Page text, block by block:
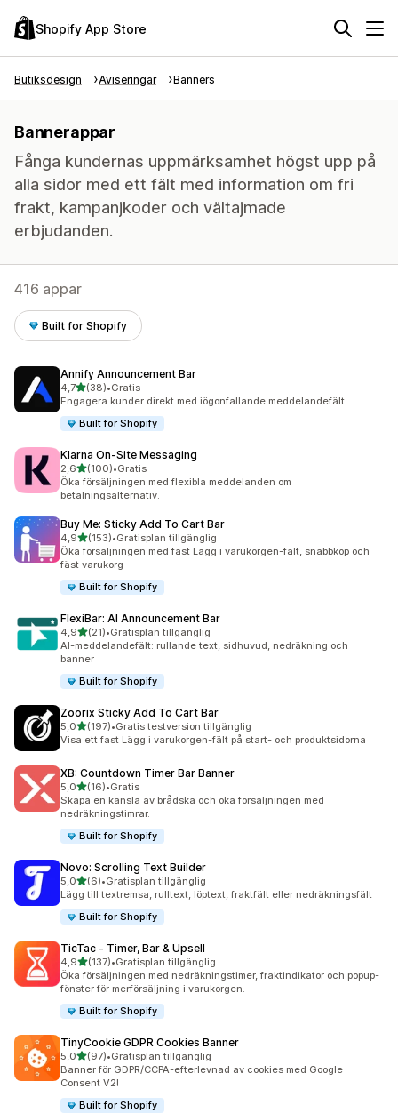
Shopify App Store
Butiksdesign Aviseringar Banners
Bannerappar
Fånga kundernas uppmärksamhet högst upp på
alla sidor med ett fält med information om fri
frakt, kampanjkoder och vältajmade
erbjudanden.
416 appar
Built for Shopify
Annify Announcement Bar
4,7av 5 stjärnor
(38)
38 recensioner totalt
•Gratis
Engagera kunder direkt med iögonfallande meddelandefält
Built for Shopify
Klarna On‑Site Messaging
2,6av 5 stjärnor
(100)
100 recensioner totalt
•Gratis
Öka försäljningen med flexibla meddelanden om
betalningsalternativ.
Buy Me: Sticky Add To Cart Bar
4,9av 5 stjärnor
(153)
153 recensioner totalt
•Gratisplan tillgänglig
Öka försäljningen med fäst Lägg i varukorgen-fält, snabbköp och
fäst varukorg
Built for Shopify
FlexiBar: AI Announcement Bar
4,9av 5 stjärnor
(21)
21 recensioner totalt
•Gratisplan tillgänglig
AI-meddelandefält: rullande text, sidhuvud, nedräkning och
banner
Built for Shopify
Zoorix Sticky Add To Cart Bar
5,0av 5 stjärnor
(197)
197 recensioner totalt
•Gratis testversion tillgänglig
Visa ett fast Lägg i varukorgen-fält på start- och produktsidorna
XB: Countdown Timer Bar Banner
5,0av 5 stjärnor
(16)
16 recensioner totalt
•Gratis
Skapa en känsla av brådska och öka försäljningen med
nedräkningstimrar.
Built for Shopify
Novo: Scrolling Text Builder
5,0av 5 stjärnor
(6)
6 recensioner totalt
•Gratisplan tillgänglig
Lägg till textremsa, rulltext, löptext, fraktfält eller nedräkningsfält
Built for Shopify
TicTac ‑ Timer, Bar & Upsell
4,9av 5 stjärnor
(137)
137 recensioner totalt
•Gratisplan tillgänglig
Öka försäljningen med nedräkningstimer, fraktindikator och popup-
fönster för merförsäljning i varukorgen.
Built for Shopify
TinyCookie GDPR Cookies Banner
5,0av 5 stjärnor
(97)
97 recensioner totalt
•Gratisplan tillgänglig
Banner för GDPR/CCPA-efterlevnad av cookies med Google
Consent V2!
Built for Shopify